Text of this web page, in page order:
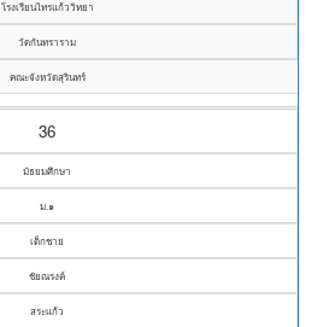
โรงเรียนไทรแก้ววิทยา
วัดกันทราราม
คณะจังหวัดสุรินทร์
36
มัธยมศึกษา
ม.๑
เด็กชาย
ชัยณรงค์
สระแก้ว